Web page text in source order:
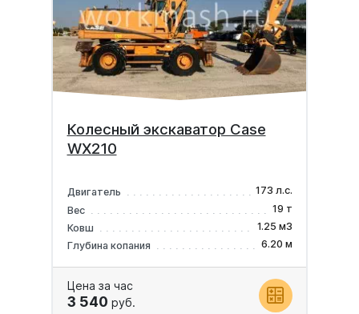
Колесный экскаватор Case
WX210
Двигатель
173 л.с.
Вес
19 т
Ковш
1.25 м3
Глубина копания
6.20 м
Цена за час
3 540 руб.